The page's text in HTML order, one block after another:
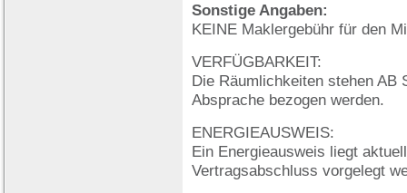
Sonstige Angaben:
KEINE Maklergebühr für den
VERFÜGBARKEIT:
Die Räumlichkeiten stehen AB
Absprache bezogen werden.
ENERGIEAUSWEIS:
Ein Energieausweis liegt
Vertragsabschluss vorgelegt